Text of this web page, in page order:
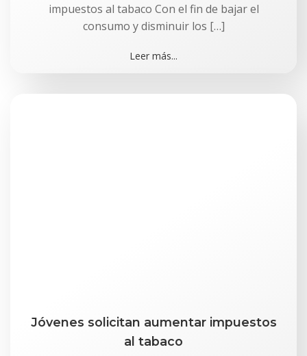
impuestos al tabaco Con el fin de bajar el
consumo y disminuir los […]
Leer más...
Jóvenes solicitan aumentar impuestos
al tabaco